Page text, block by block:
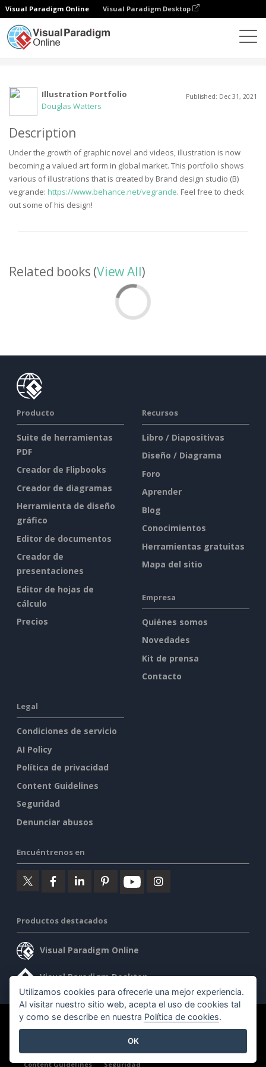
Visual Paradigm Online Visual Paradigm Desktop
Illustration Portfolio
Douglas Watters
Published: Dec 31, 2021
Description
Under the growth of graphic novel and videos, illustration is now
becoming a valued art form in global market. This portfolio shows
various of illustrations that is created by Brand design studio (B)
vegrande: https://www.behance.net/vegrande. Feel free to check
out some of his design!
Related books (View All)
Producto
Suite de herramientas
PDF
Creador de Flipbooks
Creador de diagramas
Herramienta de diseño
gráfico
Editor de documentos
Creador de
presentaciones
Editor de hojas de
cálculo
Precios
Recursos
Libro / Diapositivas
Diseño / Diagrama
Foro
Aprender
Blog
Conocimientos
Herramientas gratuitas
Mapa del sitio
Empresa
Quiénes somos
Novedades
Kit de prensa
Contacto
Legal
Condiciones de servicio
AI Policy
Política de privacidad
Content Guidelines
Seguridad
Denunciar abusos
Encuéntrenos en
Productos destacados
Visual Paradigm Online
Visual Paradigm Desktop
©2026 by Visual Paradigm. Todos los derechos reservados.
Content Guidelines
Seguridad
Utilizamos cookies para ofrecerle una mejor experiencia.
Al visitar nuestro sitio web, acepta el uso de cookies tal
y como se describe en nuestra Política de cookies.
OK